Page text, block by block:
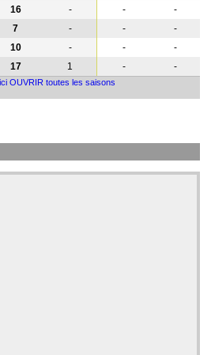
16 - -
-
7 - -
-
10 - -
-
17 1 - -
OUVRIR toutes les saisons